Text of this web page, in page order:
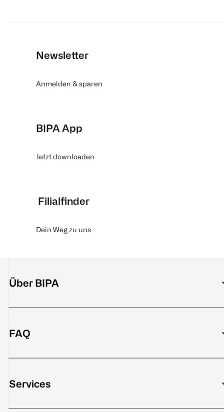
Newsletter
Anmelden & sparen
BIPA App
Jetzt downloaden
Filialfinder
Dein Weg zu uns
Über BIPA
FAQ
Services